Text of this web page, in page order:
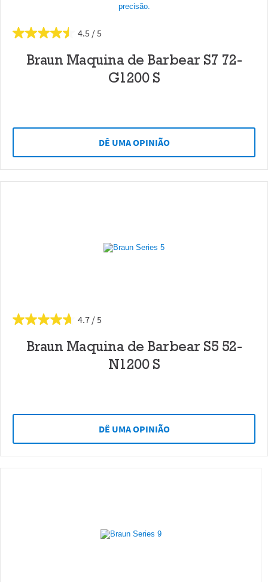
4.5
Braun Maquina de Barbear S7 72-
G1200 S
DÊ UMA OPINIÃO
4.7
Braun Maquina de Barbear S5 52-
N1200 S
DÊ UMA OPINIÃO